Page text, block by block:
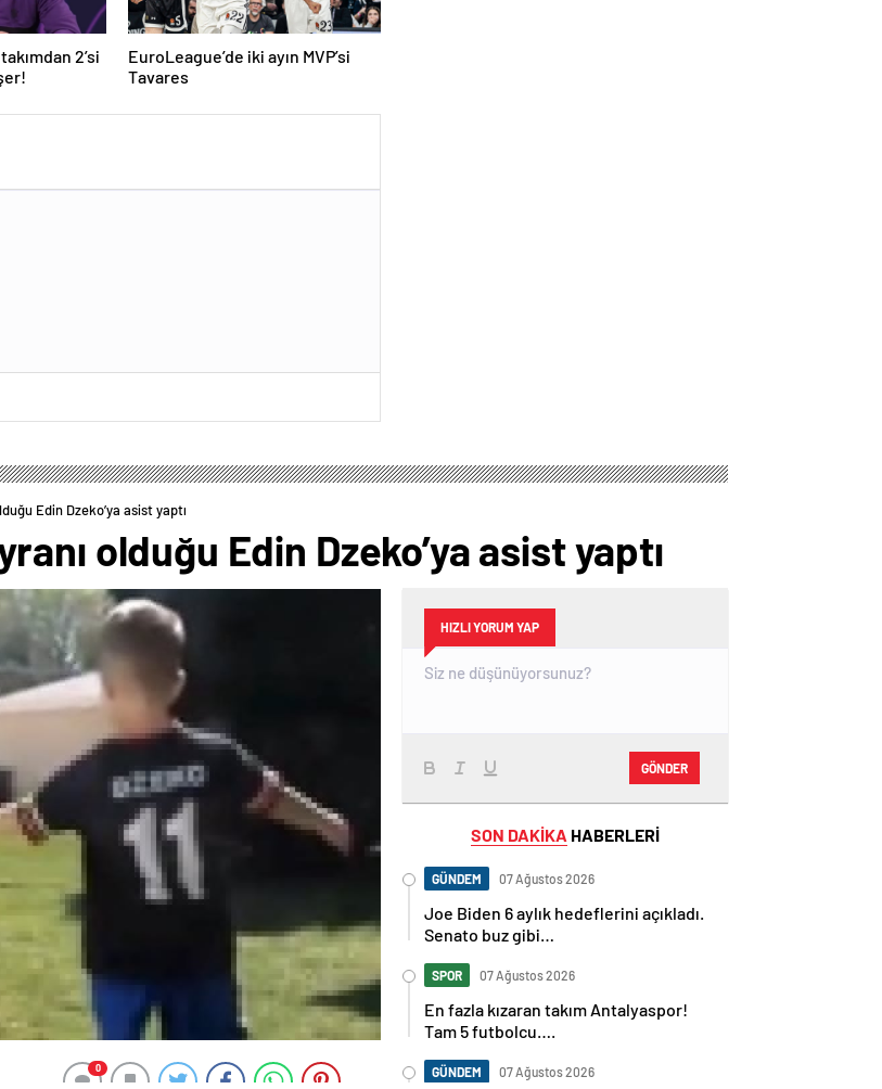
2’si
EuroLeague’de iki ayın MVP’si
Tavares
Edin Dzeko’ya asist yaptı
olduğu Edin Dzeko’ya asist yaptı
0
HIZLI YORUM YAP
GÖNDER
SON DAKİKA HABERLERİ
GÜNDEM 07 Ağustos 2026
Joe Biden 6 aylık hedeflerini açıkladı.
Senato buz gibi…
SPOR 07 Ağustos 2026
En fazla kızaran takım Antalyaspor!
Tam 5 futbolcu….
GÜNDEM 07 Ağustos 2026